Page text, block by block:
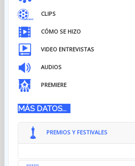
CLIPS
CÓMO SE HIZO
VIDEO ENTREVISTAS
AUDIOS
PREMIERE
MÁS DATOS...
PREMIOS Y FESTIVALES